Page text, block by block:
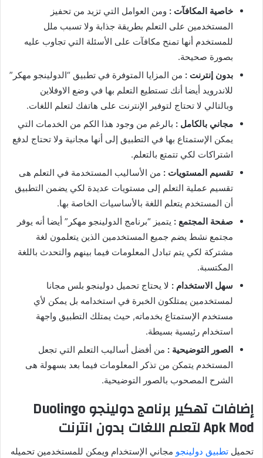
خاصية المكافآت : ومن العوامل التي تزيد من تحفيز
المستخدمين على التعلم بطريقة جذابة ولا تسبب ملل
للمستخدم أنها تمنح مكافآت على الأسئلة التي تجاوب عليه
بصورة صحيحة.
بدون إنترنت : من المزايا المتوفرة في تطبيق “الدولينجو مهكر”
للاندرويد أيضا أنك تستطيع التعلم بها في وضع الاوفلاين
وبالتالي لا تحتاج لتوفير الإنترنت على هاتفك لتعلم اللغات.
مجاني بالكامل : بالرغم من وجود هذا الكم من الخدمات التي
يمكن الإستمتاع بها في التطبيق إلى أنها مجانية ولا تحتاج لدفع
اشتراكات لكي تتمتع بالتعلم.
تقسيم المستويات : من الأساليب المستخدمة في التعلم هى
تقسيم عملية التعلم إلى مستويات عديدة لكي يضمن التطبيق
أن المستخدم يتعلم اللغة بالأساسيات الخاصة بها.
صفحة المجتمع : يتميز “برنامج الدولينجو مهكر” أيضا أنه يوفر
مجتمع نشط يضم جميع المستخدمين الذين يتعلمون لغة
مشتركة لكي يتم تبادل المعلومات فيما بينهم والتحدث باللغة
المكتسبة.
سهل الاستخدام : لا يحتاج تحميل دولينجو بلس مجانا
لمستخدمين يمتلكون الخبرة في استخدامه بل يمكن لأي
مستخدم الإستمتاع بخدماته, حيث يمتلك التطبيق واجهة
استخدام رئيسية بسيطة.
الصور التوضيحية : من أفضل أساليب التعلم التي تجعل
المستخدم يتمكن من تذكر المعلومات فيما بعد بسهولة هى
الشرح المصحوب بالصور التوضيحية.
إضافات تهكير برنامج دولينجو Duolingo
Apk Mod لتعلم اللغات بدون انترنت
تحميل تطبيق دولينجو مجاني الإستخدام ويمكن للمستخدمين تحميله